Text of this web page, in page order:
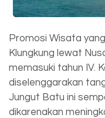
Promosi Wisata
Klungkung lewat
memasuki tahun IV.
diselenggarakan
Jungut Batu ini
dikarenakan